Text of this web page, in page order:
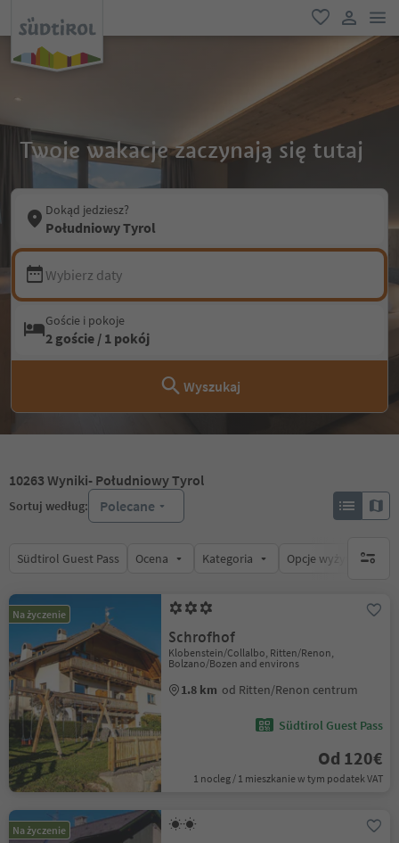
ulubione
link
Twoje wakacje zaczynają się tutaj
Dokąd jedziesz?
Południowy Tyrol
Wybierz daty
Goście i pokoje
2 goście / 1 pokój
Wyszukaj
10263 Wyniki- Południowy Tyrol
Sortuj według: Polecane
Südtirol Guest Pass Ocena Kategoria Opcje wyżywieniabrak
Na życzenie
Schrofhof
Klobenstein/Collalbo, Ritten/Renon,
Bolzano/Bozen and environs
1.8 km od Ritten/Renon centrum
Südtirol Guest Pass
Od 120€
1 nocleg / 1 mieszkanie w tym podatek VAT
Na życzenie